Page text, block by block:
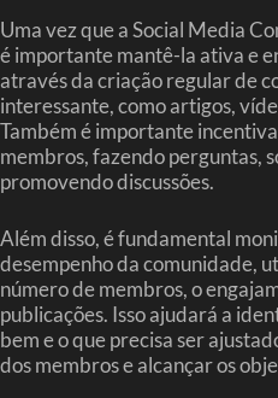
Uma vez que a Social Media
é importante mantê-la ativa e
através da criação regular de
interessante, como artigos,
Também é importante
membros, fazendo perguntas,
promovendo discussões.
Além disso, é fundamental
desempenho da comunidade,
número de membros, o
publicações. Isso ajudará a
bem e o que precisa ser
dos membros e alcançar os